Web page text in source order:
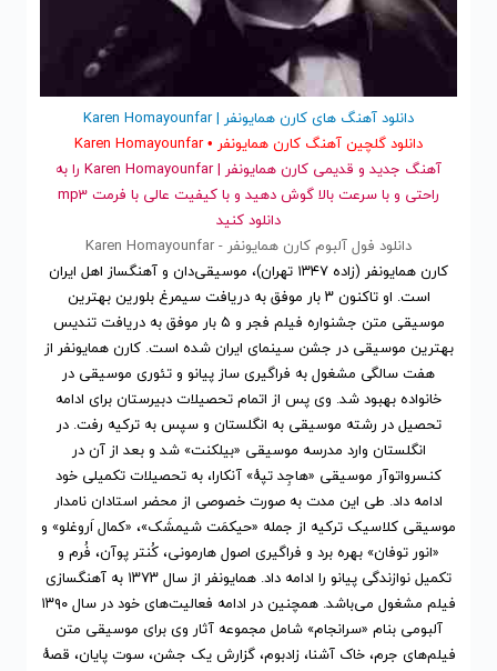
دانلود آهنگ های کارن همایونفر | Karen Homayounfar
دانلود گلچین آهنگ کارن همایونفر • Karen Homayounfar
آهنگ جدید
و قدیمی کارن همایونفر | Karen Homayounfar را به
راحتی و با سرعت بالا گوش دهید و با کیفیت عالی با فرمت mp3
دانلود کنید
دانلود فول آلبوم کارن همایونفر - Karen Homayounfar
کارن همایونفر (زاده ۱۳۴۷ تهران)، موسیقی‌دان و آهنگساز اهل ایران
است. او تاکنون ۳ بار موفق به دریافت سیمرغ بلورین بهترین
موسیقی متن جشنواره فیلم فجر و ۵ بار موفق به دریافت تندیس
بهترین موسیقی در جشن سینمای ایران شده است. کارن همایونفر از
هفت سالگی مشغول به فراگیری ساز پیانو و تئوری موسیقی در
خانواده بهبود شد. وی پس از اتمام تحصیلات دبیرستان برای ادامه
تحصیل در رشته موسیقی به انگلستان و سپس به ترکیه رفت. در
انگلستان وارد مدرسه موسیقی «بیلکنت» شد و بعد از آن در
کنسرواتوآر موسیقی «هاجِد تپهٔ» آنکارا، به تحصیلات تکمیلی خود
ادامه داد. طی این مدت به صورت خصوصی از محضر استادان نامدار
موسیقی کلاسیک ترکیه از جمله «حیکمَت شیمشَک»، «کمال اَروغلو» و
«انور توفان» بهره برد و فراگیری اصول هارمونی، کُنتر پوآن، فُرم و
تکمیل نوازندگی پیانو را ادامه داد. همایونفر از سال ۱۳۷۳ به آهنگسازی
فیلم مشغول می‌باشد. همچنین در ادامه فعالیت‌های خود در سال ۱۳۹۰
آلبومی بنام «سرانجام» شامل مجموعه آثار وی برای موسیقی متن
فیلم‌های جرم، خاک آشنا، زادبوم، گزارش یک جشن، سوت پایان، قصهٔ